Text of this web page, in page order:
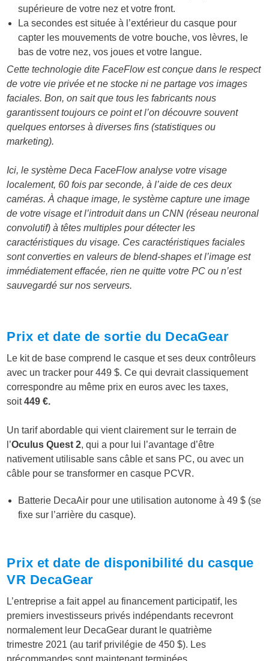
supérieure de votre nez et votre front.
La secondes est située à l’extérieur du casque pour
capter les mouvements de votre bouche, vos lèvres, le
bas de votre nez, vos joues et votre langue.
Cette technologie dite FaceFlow est conçue dans le respect
de votre vie privée et ne stocke ni ne partage vos images
faciales. Bon, on sait que tous les fabricants nous
garantissent toujours ce point et l’on découvre souvent
quelques entorses à diverses fins (statistiques ou
marketing).
Ici, le système Deca FaceFlow analyse votre visage
localement, 60 fois par seconde, à l’aide de ces deux
caméras. À chaque image, le système capture une image
de votre visage et l’introduit dans un CNN (réseau neuronal
convolutif) à têtes multiples pour détecter les
caractéristiques du visage. Ces caractéristiques faciales
sont converties en valeurs de blend-shapes et l’image est
immédiatement effacée, rien ne quitte votre PC ou n’est
sauvegardé sur nos serveurs.
Prix et date de sortie du DecaGear
Le kit de base comprend le casque et ses deux contrôleurs
avec un tracker pour 449 $. Ce qui devrait classiquement
correspondre au même prix en euros avec les taxes,
soit449 €.
Un tarif abordable qui vient clairement sur le terrain de
l’Oculus Quest 2, qui a pour lui l’avantage d’être
nativement utilisable sans câble et sans PC, ou avec un
câble pour se transformer en casque PCVR.
Batterie DecaAir pour une utilisation autonome à 49 $ (se
fixe sur l’arrière du casque).
Prix et date de disponibilité du casque
VR DecaGear
L’entreprise a fait appel au financement participatif, les
premiers investisseurs privés indépendants recevront
normalement leur DecaGear durant le quatrième
trimestre 2021 (au tarif privilégie de 450 $). Les
précommandes sont maintenant terminées.